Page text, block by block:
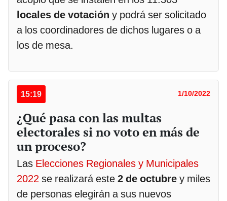
locales de votación y podrá ser solicitado
a los coordinadores de dichos lugares o a
los de mesa.
15:19 1/10/2022
¿Qué pasa con las multas
electorales si no voto en más de
un proceso?
Las Elecciones Regionales y Municipales
2022 se realizará este 2 de octubre y miles
de personas elegirán a sus nuevos